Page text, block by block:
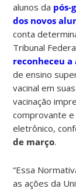
alunos da pós-
dos novos
conta
Tribunal
reconheceu
de ensino
vacinal em
vacinação
comprovante
eletrônico,
de março.
“Essa
as ações da